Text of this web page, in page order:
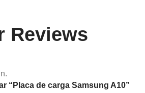
Reviews
“Placa de carga Samsung A10”